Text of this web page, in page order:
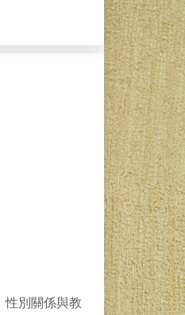
性別關係與教